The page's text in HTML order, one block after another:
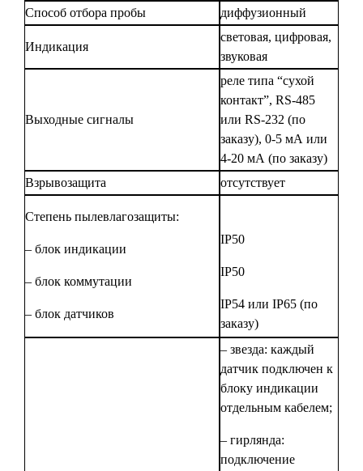
Способ отбора пробы диффузионный
Индикация
световая, цифровая,
звуковая
Выходные сигналы
реле типа “сухой
контакт”, RS-485
или RS-232 (по
заказу), 0-5 мА или
4-20 мА (по заказу)
Взрывозащита
отсутствует
Степень пылевлагозащиты:
– блок индикации
– блок коммутации
– блок датчиков
IP50
IP50
IP54 или IP65 (по
заказу)
– звезда: каждый
датчик подключен к
блоку индикации
отдельным кабелем;
– гирлянда:
подключение